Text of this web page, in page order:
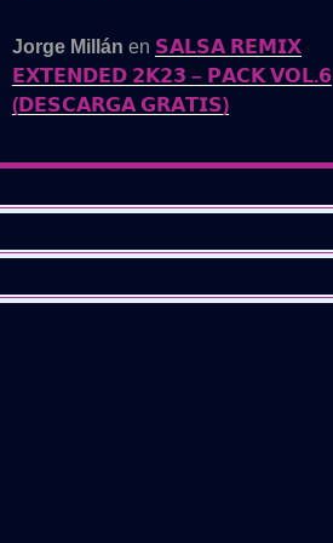
Jorge Millán en 𝗦𝗔𝗟𝗦𝗔 𝗥𝗘𝗠𝗜𝗫
𝗘𝗫𝗧𝗘𝗡𝗗𝗘𝗗 𝟮𝗞𝟮𝟯 – 𝗣𝗔𝗖𝗞 𝗩𝗢𝗟.𝟲
(𝗗𝗘𝗦𝗖𝗔𝗥𝗚𝗔 𝗚𝗥𝗔𝗧𝗜𝗦)